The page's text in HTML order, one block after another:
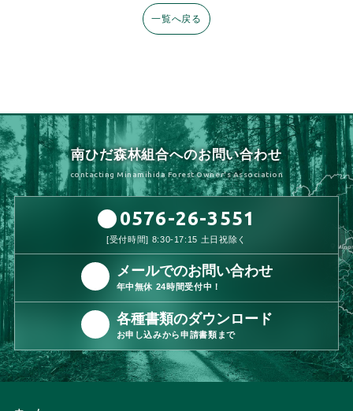
一覧へ戻る
南ひだ森林組合へのお問い合わせ
contacting Minamihida Forest Owner's Association
0576-26-3551
[受付時間] 8:30-17:15 土日祝除く
メールでのお問い合わせ
年中無休 24時間受付中！
各種書類のダウンロード
お申し込みから申請書類まで